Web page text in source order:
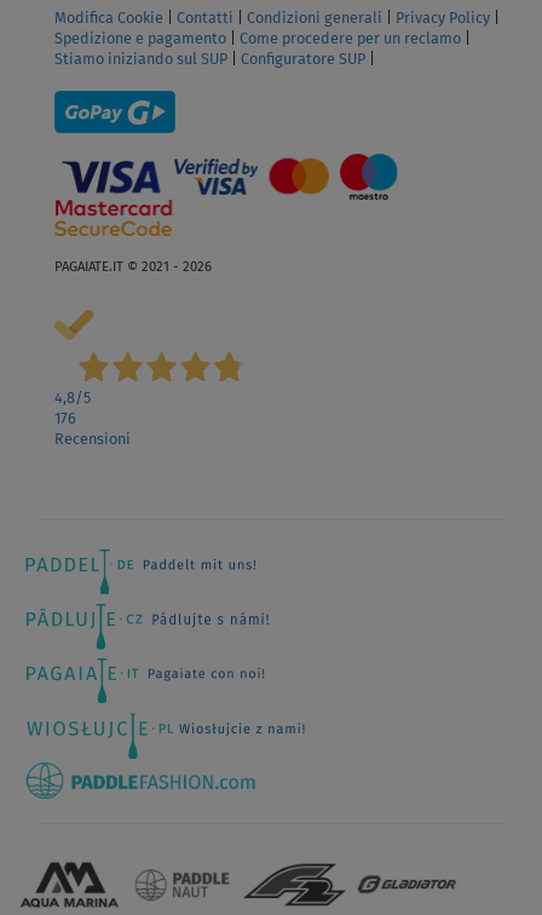
Modifica Cookie Contatti Condizioni generali Privacy Policy
Spedizione e pagamento
Come procedere per un reclamo
Stiamo iniziando sul SUP
Configuratore SUP
PAGAIATE.IT © 2021 - 2026
4,8/5
176
Recensioni